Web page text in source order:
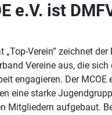
e.V. ist
„Top-Verein” zeichnet der
Vereine aus, die sich
engagieren. Der MCOE
eine starke
Mitgliedern aufgebaut.